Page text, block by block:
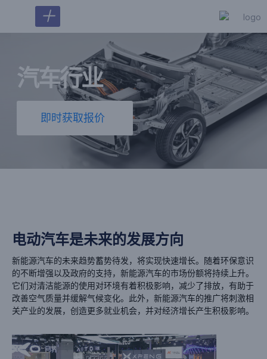
＋
汽车行业
即时获取报价
电动汽车是未来的发展方向
新能源汽车的未来趋势蓄势待发，将实现快速增长。随着环保意识
的不断增强以及政府的支持，新能源汽车的市场份额将持续上升。
它们对清洁能源的使用对环境有着积极影响，减少了排放，有助于
改善空气质量并缓解气候变化。此外，新能源汽车的推广将刺激相
关产业的发展，创造更多就业机会，并对经济增长产生积极影响。